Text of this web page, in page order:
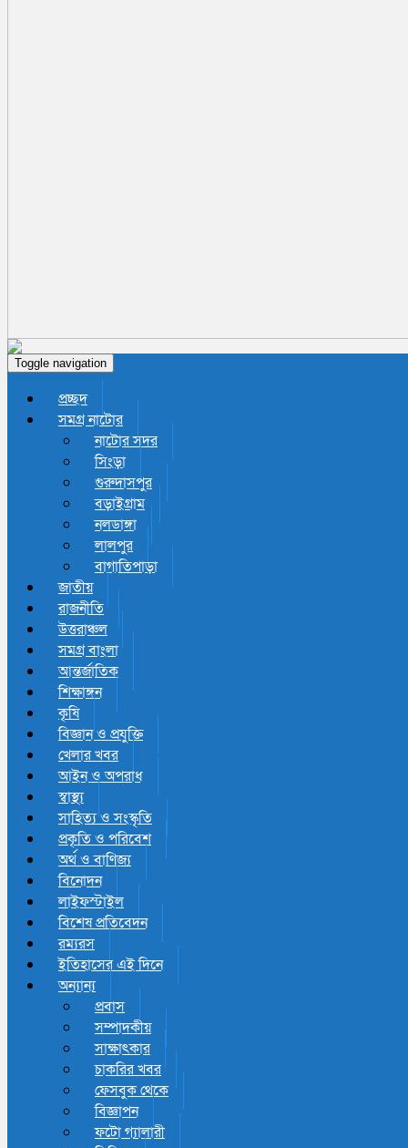
Toggle navigation
প্রচ্ছদ
সমগ্র নাটোর
নাটোর সদর
সিংড়া
গুরুদাসপুর
বড়াইগ্রাম
নলডাঙ্গা
লালপুর
বাগাতিপাড়া
জাতীয়
রাজনীতি
উত্তরাঞ্চল
সমগ্র বাংলা
আন্তর্জাতিক
শিক্ষাঙ্গন
কৃষি
বিজ্ঞান ও প্রযুক্তি
খেলার খবর
আইন ও অপরাধ
স্বাস্থ্য
সাহিত্য ও সংস্কৃতি
প্রকৃতি ও পরিবেশ
অর্থ ও বাণিজ্য
বিনোদন
লাইফস্টাইল
বিশেষ প্রতিবেদন
রম্যরস
ইতিহাসের এই দিনে
অন্যান্য
প্রবাস
সম্পাদকীয়
সাক্ষাৎকার
চাকরির খবর
ফেসবুক থেকে
বিজ্ঞাপন
ফটো গ্যালারী